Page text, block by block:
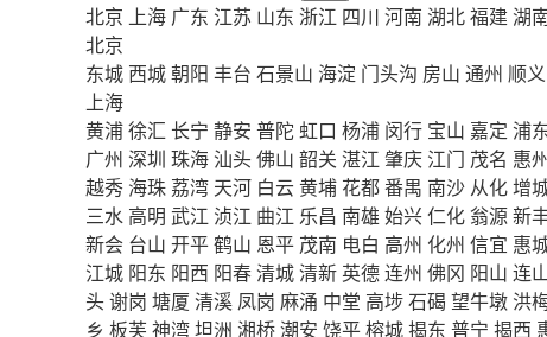
北京 上海 广东 江苏 山东 浙江 四川 河南 湖北福建湖
北京
东城 西城朝阳 丰台 石景山 海淀 门头沟 房山 通州 顺义
上海
黄浦徐汇 长宁 静安 普陀 虹口 杨浦 闵行 宝山 嘉定 浦
广州 深圳 珠海 汕头佛山 韶关 湛江 肇庆 江门 茂名 惠
越秀 海珠 荔湾 天河 白云黄埔 花都番禺 南沙 从化增
三水 高明 武江 浈江 曲江 乐昌 南雄 始兴仁化 翁源新
新会 台山 开平鹤山 恩平 茂南 电白 高州 化州 信宜 惠
江城 阳东 阳西 阳春清城清新 英德连州 佛冈 阳山 连
头谢岗 塘厦 清溪 凤岗 麻涌 中堂 高埗石碣 望牛墩 洪
乡 板芙 神湾坦洲 湘桥潮安 饶平榕城揭东 普宁 揭西